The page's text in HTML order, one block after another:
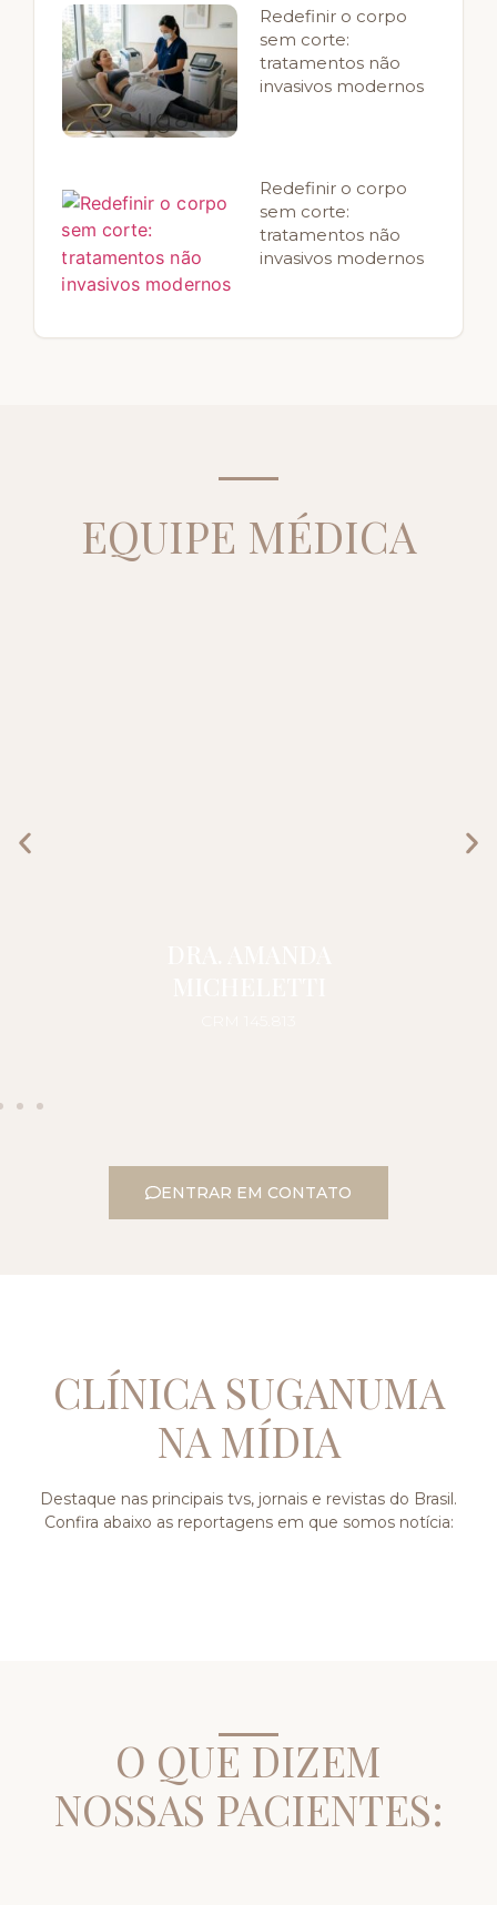
Redefinir o corpo
sem corte:
tratamentos não
invasivos modernos
Redefinir o corpo
sem corte:
tratamentos não
invasivos modernos
EQUIPE MÉDICA
ENTRAR EM CONTATO
CLÍNICA SUGANUMA
NA MÍDIA
Destaque nas principais tvs, jornais e revistas do Brasil.
Confira abaixo as reportagens em que somos notícia:
O QUE DIZEM
NOSSAS PACIENTES: